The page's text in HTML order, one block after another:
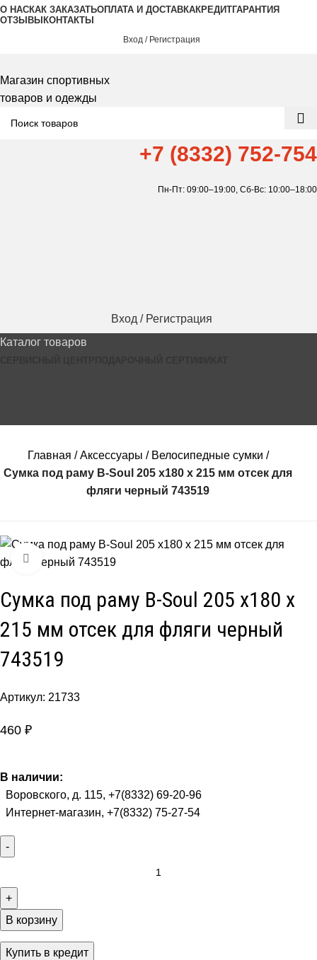
О НАСКАК ЗАКАЗАТЬОПЛАТА И ДОСТАВКАКРЕДИТГАРАНТИЯ
ОТЗЫВЫ КОНТАКТЫ
Вход / Регистрация
Магазин спортивных
товаров и одежды
+7 (8332) 752-754
Пн-Пт: 09:00–19:00, Сб-Вс: 10:00–18:00
Вход / Регистрация
Каталог товаров
Главная
Аксессуары
Велосипедные сумки
Сумка под раму B-Soul 205 х180 х 215 мм отсек для
фляги черный 743519
Нажмите, чтобы увеличить
Сумка под раму B-Soul 205 х180 х
215 мм отсек для фляги черный
743519
Артикул: 21733
460 ₽
В наличии:
Воровского, д. 115, +7(8332) 69-20-96
Интернет-магазин, +7(8332) 75-27-54
В корзину
Купить в кредит